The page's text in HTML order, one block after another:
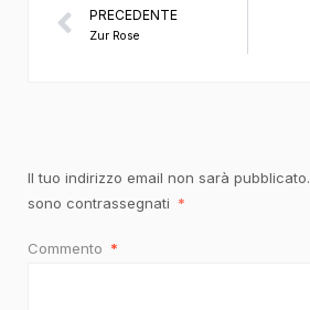
PRECEDENTE
Zur Rose
Il tuo indirizzo email non sarà pubblicato.
sono contrassegnati *
Commento *